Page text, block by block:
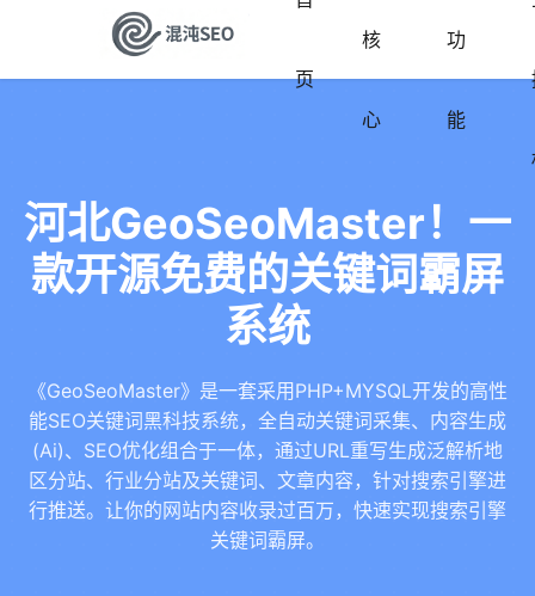
页
核
心
功
能
河北GeoSeoMaster！一
款开源免费的关键词霸屏
系统
《GeoSeoMaster》是一套采用PHP+MYSQL开发的高性
能SEO关键词黑科技系统，全自动关键词采集、内容生成
(Ai)、SEO优化组合于一体，通过URL重写生成泛解析地
区分站、行业分站及关键词、文章内容，针对搜索引擎进
行推送。让你的网站内容收录过百万，快速实现搜索引擎
关键词霸屏。